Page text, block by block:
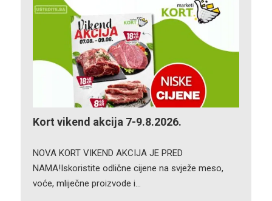
Kort vikend akcija 7-9.8.2026.
NOVA KORT VIKEND AKCIJA JE PRED
NAMA!Iskoristite odlične cijene na svježe meso,
voće, mliječne proizvode i…